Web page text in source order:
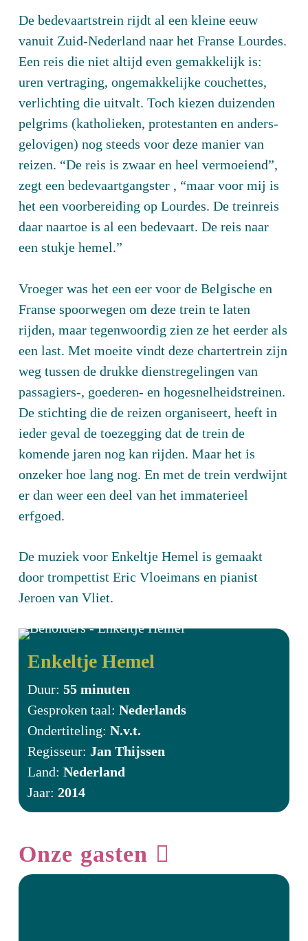
De bedevaartstrein rijdt al een kleine eeuw
vanuit Zuid-Nederland naar het Franse Lourdes.
Een reis die niet altijd even gemakkelijk is:
uren vertraging, ongemakkelijke couchettes,
verlichting die uitvalt. Toch kiezen duizenden
pelgrims (katholieken, protestanten en anders-
gelovigen) nog steeds voor deze manier van
reizen. “De reis is zwaar en heel vermoeiend”,
zegt een bedevaartgangster , “maar voor mij is
het een voorbereiding op Lourdes. De treinreis
daar naartoe is al een bedevaart. De reis naar
een stukje hemel.”
Vroeger was het een eer voor de Belgische en
Franse spoorwegen om deze trein te laten
rijden, maar tegenwoordig zien ze het eerder als
een last. Met moeite vindt deze chartertrein zijn
weg tussen de drukke dienstregelingen van
passagiers-, goederen- en hogesnelheidstreinen.
De stichting die de reizen organiseert, heeft in
ieder geval de toezegging dat de trein de
komende jaren nog kan rijden. Maar het is
onzeker hoe lang nog. En met de trein verdwijnt
er dan weer een deel van het immaterieel
erfgoed.
De muziek voor Enkeltje Hemel is gemaakt
door trompettist Eric Vloeimans en pianist
Jeroen van Vliet.
Enkeltje Hemel
Duur:55 minuten
Gesproken taal:Nederlands
Ondertiteling:N.v.t.
Regisseur:Jan Thijssen
Land:Nederland
Jaar:2014
Onze gasten